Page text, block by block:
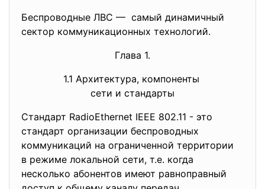
Беспроводные ЛВС — самый динамичный
сектор коммуникационных технологий.
Глава 1.
1.1 Архитектура, компоненты
сети и стандарты
Стандарт RadioEthernet IEEE 802.11 - это
стандарт организации беспроводных
коммуникаций на ограниченной территории
в режиме локальной сети, т.е. когда
несколько абонентов имеют равноправный